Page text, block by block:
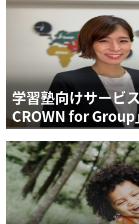
学習塾向けサービ
CROWN for